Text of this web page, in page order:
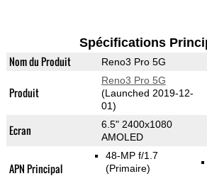
Spécifications
Nom du Produit Reno3 Pro 5G
Produit
Reno3 Pro 5G
(Launched 2019-12-
01)
Ecran
6.5" 2400x1080
AMOLED
APN Principal
48-MP f/1.7
(Primaire)